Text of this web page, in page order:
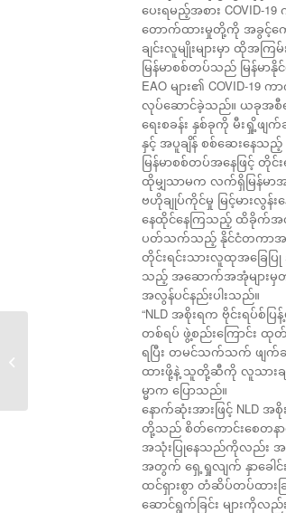
ပေးရမည့်အစား
တောက်ထားမှုတို့ကို အခွင့်ကေ
ချင်းလူမျိုးများမှာ ထိုအက
မြန်မာစစ်တပ်သည် မြန်မာ
EAO များ၏ COVID-
လုပ်ဆောင်ခဲ့သည်။ ယခုအစီရင်
ရေးစခန်း နှစ်ခုကို မီးရှို့ဖျ
နှင့် အပူချိန် စစ်ဆေးနေသည့်
မြန်မာစစ်တပ်အနေဖြင့် တိုင်
ထိုမျှသာမက လက်ရှိမြန်မာအ
ဗဟိုချုပ်ကိုင်မှု မြင့်မားလွန်း
နေထိုင်နေကြသည့် ထိခိုက်အလွ
ပတ်သက်သည့် နိုင်ငံတကာအကူအ
တိုင်းရင်းသားလူထုအခြေပ
သည့် အဆောက်အအုံများမှတ
အလွန်ပင်နည်းပါးသည်။
“NLD အစိုးရက ဗိုင်းရပ်စ်
တစ်ရပ် ဖွဲ့စည်းကြောင်း ထု
ရပြီး တမင်သက်သက် ဖျက်
ထားဖို့နဲ့ သူတို့ဆီကို လူသားခ
မ္မာက ပြောသည်။
နောက်ဆုံးအားဖြင့် NLD အ
တို့သည် စိတ်ကောင်းစေတနာရှိ
အသုံးပြုနေသည်ကိုလည်း အ
အတွက် ရှေ့ရှုလျက် နှာခေါင်း
ထင်ရှားစွာ တံဆိပ်တပ်ထားခ
ဆောင်ရွက်ခြင်း များကို
( ရှမ်းပြည်နယ်တောင်ပိုင်း